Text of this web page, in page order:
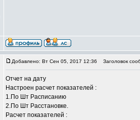
Добавлено: Вт Сен 05, 2017 12:36 Заголовок
Отчет на дату
Настроен расчет показателей :
1.По Шт Расписанию
2.По Шт Расстановке.
Расчет показателей :